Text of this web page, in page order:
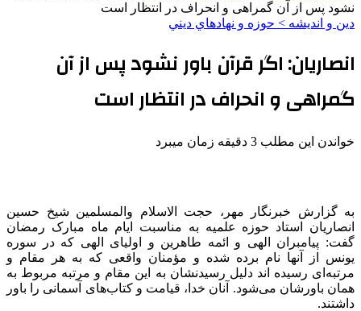
نشود پس از آن گمراهی و انحراف در انتظار است
دین و اندیشه > حوزه و نهادهاي ديني
انصاریان: اگر قرآن باور نشود پس از آن
گمراهی و انحراف در انتظار است
خواندن این مطلب 3 دقیقه زمان میبرد
به گزارش خبرنگار مهر، حجت الاسلام والمسلمین شیخ حسین
انصاریان استاد حوزه علمیه به مناسبت ایام ماه مبارک رمضان
گفت: پیامبران الهی و ائمه طاهرین و اولیای الهی که در سوره
یونس از آنها نام برده شده و مؤمنان واقعی که به هر مقام و
مرتبه‌ای رسیده
اند دلیل رسیدنشان به این مقام و مرتبه مربوط به
همان باورشان می‌شود. آنان خدا، قیامت و کتاب‌های آسمانی را باور
داشتند.